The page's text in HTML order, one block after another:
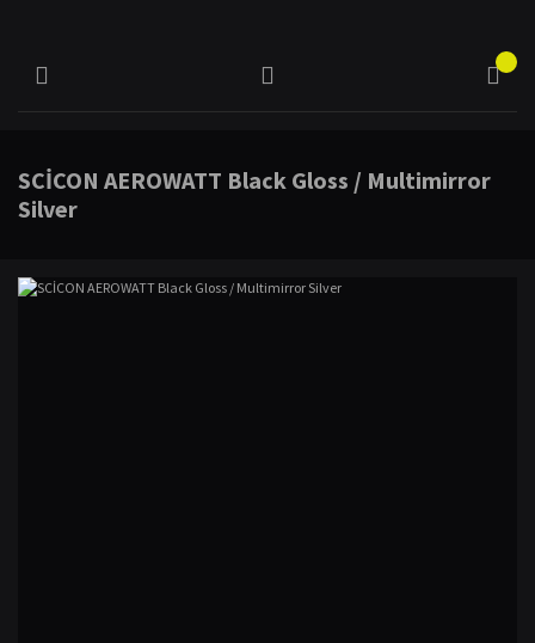
SCİCON AEROWATT Black Gloss / Multimirror
Silver